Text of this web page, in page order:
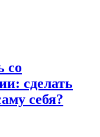
со
сделать
себя?